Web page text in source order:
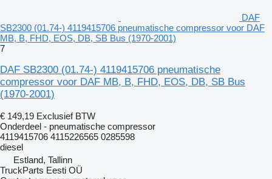
DAF
SB2300 (01.74-) 4119415706 pneumatische compressor voor DAF
MB, B, FHD, EOS, DB, SB Bus (1970-2001)
7
DAF SB2300 (01.74-) 4119415706 pneumatische
compressor voor DAF MB, B, FHD, EOS, DB, SB Bus
(1970-2001)
€ 149,19 Exclusief BTW
Onderdeel - pneumatische compressor
4119415706 4115226565 0285598
diesel
Estland, Tallinn
TruckParts Eesti OÜ